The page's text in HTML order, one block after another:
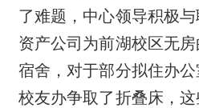
了难题，中心领导积极与
资产公司为前湖校区无
宿舍，对于部分拟住办
校友办争取了折叠床，